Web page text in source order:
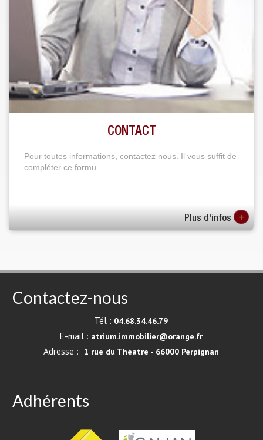
CONTACT
Pour toutes informations, contactez nous. Il vous suffit de
compléter ce formu...
Plus d'infos +
Contactez-nous
Tél : 04.68.34.46.79
E-mail : atrium.immobilier@orange.fr
Adresse : 1 rue du Théatre - 66000 Perpignan
Adhérents